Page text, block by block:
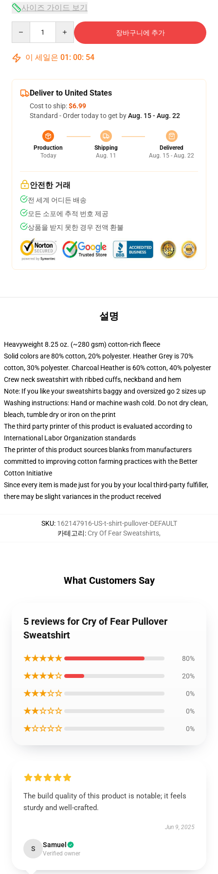
사이즈 가이드 보기
장바구니에 추가
이 세일은 01 : 00: 54
Deliver to United States
Cost to ship:$6.99
Standard - Order today to get byAug. 15 - Aug. 22
Production
Today
Shipping
Aug. 11
Delivered
Aug. 15 - Aug. 22
안전한 거래
전 세계 어디든 배송
모든 소포에 추적 번호 제공
상품을 받지 못한 경우 전액 환불
설명
Heavyweight 8.25 oz. (~280 gsm) cotton-rich fleece
Solid colors are 80% cotton, 20% polyester. Heather Grey is 70%
cotton, 30% polyester. Charcoal Heather is 60% cotton, 40% polyester
Crew neck sweatshirt with ribbed cuffs, neckband and hem
Note: If you like your sweatshirts baggy and oversized go 2 sizes up
Washing instructions: Hand or machine wash cold. Do not dry clean,
bleach, tumble dry or iron on the print
The third party printer of this product is evaluated according to
International Labor Organization standards
The printer of this product sources blanks from manufacturers
committed to improving cotton farming practices with the Better
Cotton Initiative
Since every item is made just for you by your local third-party fulfiller,
there may be slight variances in the product received
SKU: 162147916-US-t-shirt-pullover-DEFAULT
카테고리: Cry Of Fear Sweatshirts,
What Customers Say
5 reviews for Cry of Fear Pullover
Sweatshirt
★★★★★ 80%
★★★★☆ 20%
★★★☆☆ 0%
★★☆☆☆ 0%
★☆☆☆☆ 0%
The build quality of this product is notable; it feels
sturdy and well-crafted.
Jun 9, 2025
S Samuel
Verified owner